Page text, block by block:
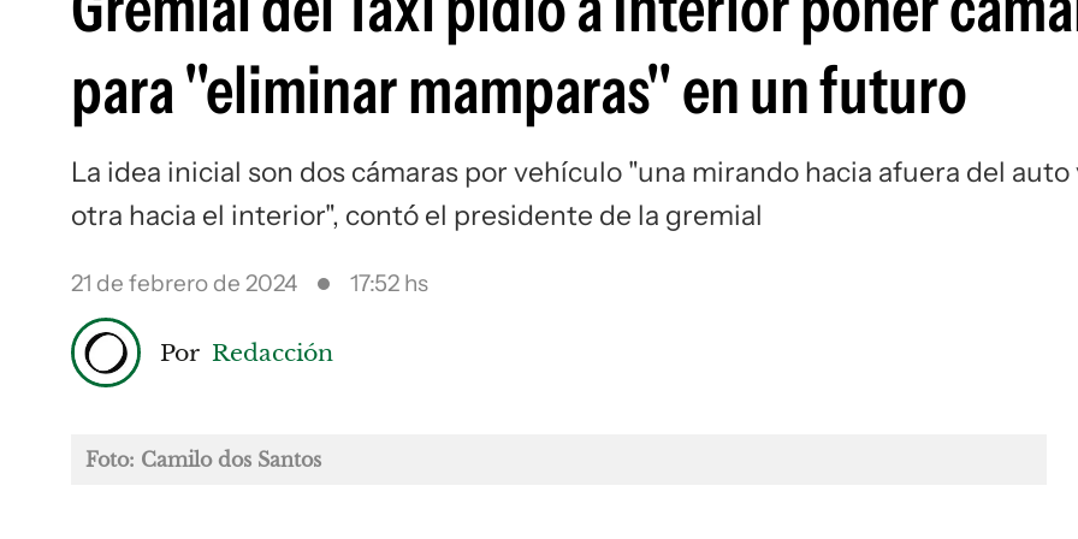
para "eliminar mamparas" en un futuro
La idea inicial son dos cámaras por vehículo "una mirando hacia afuera del auto
otra hacia el interior", contó el presidente de la gremial
21 de febrero de 2024 17:52 hs
Por Redacción
Foto: Camilo dos Santos